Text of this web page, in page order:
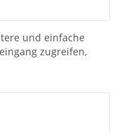
und einfache
zugreifen,